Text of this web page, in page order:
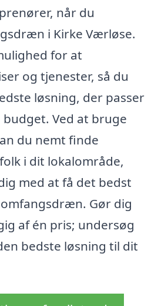
når du
i Kirke Værløse.
for at
og tjenester, så du
løsning, der passer
Ved at bruge
du nemt finde
i dit lokalområde,
med at få det bedst
Gør dig
af én pris; undersøg
bedste løsning til dit